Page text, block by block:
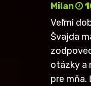
Milan
Veľmi
Švajda
otázky a
pre mňa.